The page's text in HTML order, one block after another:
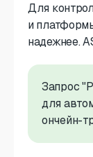
Для
и
надежнее.
Запрос
для
ончейн-